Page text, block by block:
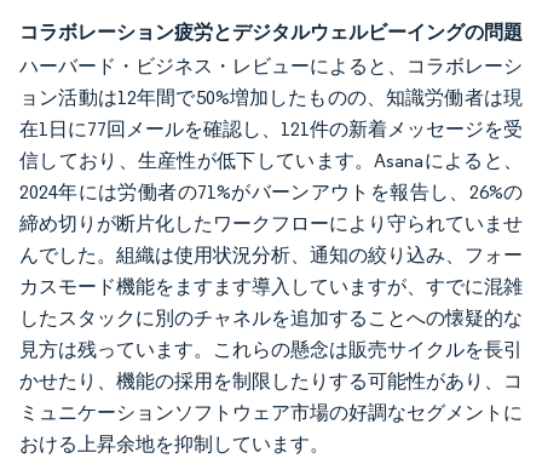
コラボレーション疲労とデジタルウェルビーイングの問題
ハーバード・ビジネス・レビューによると、コラボレーシ
ョン活動は12年間で50%増加したものの、知識労働者は現
在1日に77回メールを確認し、121件の新着メッセージを受
信しており、生産性が低下しています。Asanaによると、
2024年には労働者の71%がバーンアウトを報告し、26%の
締め切りが断片化したワークフローにより守られていませ
んでした。組織は使用状況分析、通知の絞り込み、フォー
カスモード機能をますます導入していますが、すでに混雑
したスタックに別のチャネルを追加することへの懐疑的な
見方は残っています。これらの懸念は販売サイクルを長引
かせたり、機能の採用を制限したりする可能性があり、コ
ミュニケーションソフトウェア市場の好調なセグメントに
おける上昇余地を抑制しています。